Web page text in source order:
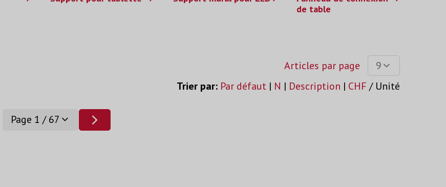
de table
Articles par page
9
Trier par: Par défaut | N | Description | CHF / Unité
Page 1 / 67